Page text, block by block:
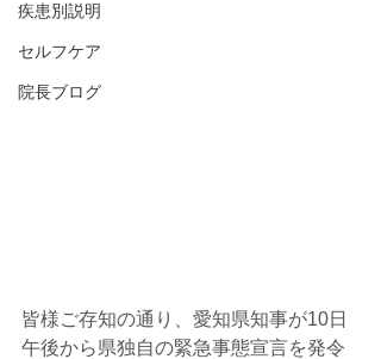
疾患別説明
セルフケア
院長ブログ
皆様ご存知の通り、愛知県知事が10日
午後から県独自の緊急事態宣言を発令